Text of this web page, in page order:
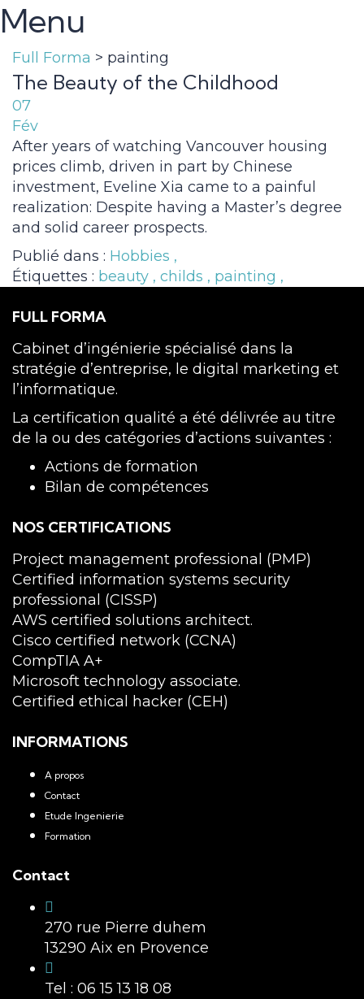
Menu
Full Forma > painting
The Beauty of the Childhood
07
Fév
After years of watching Vancouver housing
prices climb, driven in part by Chinese
investment, Eveline Xia came to a painful
realization: Despite having a Master’s degree
and solid career prospects.
Publié dans : Hobbies ,
Étiquettes : beauty , childs , painting ,
FULL FORMA
Cabinet d’ingénierie spécialisé dans la
stratégie d’entreprise, le digital marketing et
l’informatique.
La certification qualité a été délivrée au titre
de la ou des catégories d’actions suivantes :
Actions de formation
Bilan de compétences
NOS CERTIFICATIONS
Project management professional (PMP)
Certified information systems security
professional (CISSP)
AWS certified solutions architect.
Cisco certified network (CCNA)
CompTIA A+
Microsoft technology associate.
Certified ethical hacker (CEH)
INFORMATIONS
A propos
Contact
Etude Ingenierie
Formation
Contact
270 rue Pierre duhem
13290 Aix en Provence
Tel : 06 15 13 18 08